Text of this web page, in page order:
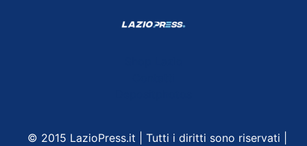
© 2015 LazioPress.it | Tutti i diritti sono riservati |